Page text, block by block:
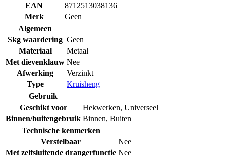
EAN
8712513038136
Merk
Geen
Algemeen
Skg waardering Geen
Materiaal
Metaal
Met dievenklauw Nee
Afwerking
Verzinkt
Type
Kruisheng
Gebruik
Geschikt voor
Hekwerken, Universeel
Binnen/buitengebruik Binnen, Buiten
Technische kenmerken
Verstelbaar
Nee
Met zelfsluitende drangerfunctie Nee